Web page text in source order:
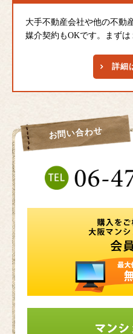
大手不動産会社や他の不動
媒介契約もOKです。まずは
詳細
お問い合わせ